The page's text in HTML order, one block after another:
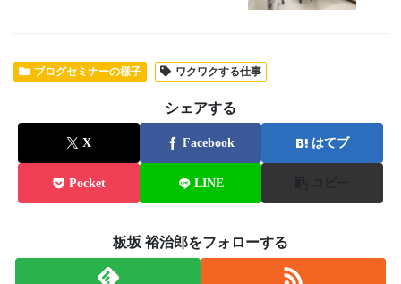
ブログセミナーの様子 ワクワクする仕事
シェアする
X Facebook はてブ
Pocket LINE
板坂 裕治郎をフォローする